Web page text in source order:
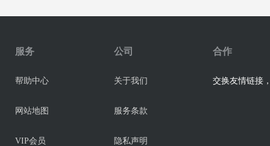
服务
帮助中心
网站地图
VIP会员
公司
关于我们
服务条款
隐私声明
合作
交换友情链接